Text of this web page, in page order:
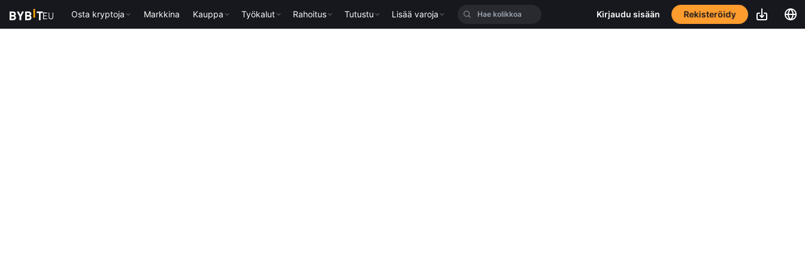
Osta kryptoja Markkina Kauppa Työkalut Rahoitus Tutustu Lisää varoja Kirjaudu sisään Rekisteröidy